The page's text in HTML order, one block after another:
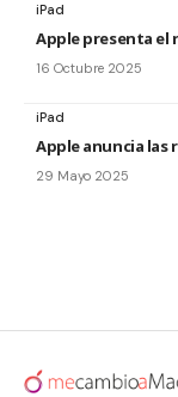
iPad
Apple presenta el
16 Octubre 2025
iPad
Apple anuncia las
29 Mayo 2025